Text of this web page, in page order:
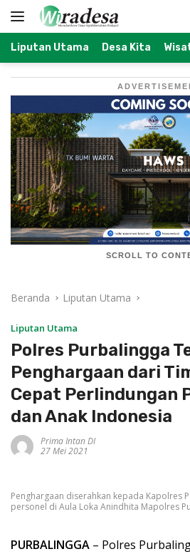
Langsung
Liputan Utama Desa Kita
SCROLL TO
Beranda Liputan Utama
Liputan Utama
Polres Purbalingga
Penghargaan dari
Cepat Perlindungan
dan Anak Indonesia
Prima Intan DI
27 Mei 2021
Penghargaan diserahkan kepada Kapolres
personel di Aula Loka Anindhita Mapolres
PURBALINGGA – Polres